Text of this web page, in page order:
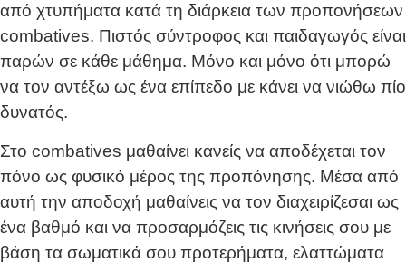
από χτυπήματα κατά τη διάρκεια των προπονήσεων
combatives. Πιστός σύντροφος και παιδαγωγός είναι
παρών σε κάθε μάθημα. Μόνο και μόνο ότι μπορώ
να τον αντέξω ως ένα επίπεδο με κάνει να νιώθω πίο
δυνατός.
Στο combatives μαθαίνει κανείς να αποδέχεται τον
πόνο ως φυσικό μέρος της προπόνησης. Μέσα από
αυτή την αποδοχή μαθαίνεις να τον διαχειρίζεσαι ως
ένα βαθμό και να προσαρμόζεις τις κινήσεις σου με
βάση τα σωματικά σου προτερήματα, ελαττώματα